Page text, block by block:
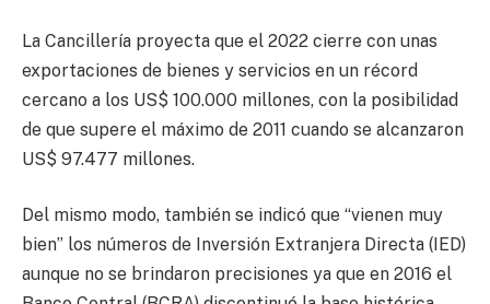
La Cancillería proyecta que el 2022 cierre con unas
exportaciones de bienes y servicios en un récord
cercano a los US$ 100.000 millones, con la posibilidad
de que supere el máximo de 2011 cuando se alcanzaron
US$ 97.477 millones.
Del mismo modo, también se indicó que “vienen muy
bien” los números de Inversión Extranjera Directa (IED)
aunque no se brindaron precisiones ya que en 2016 el